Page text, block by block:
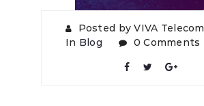
Posted by VIVA Telecom
In Blog 0 Comments